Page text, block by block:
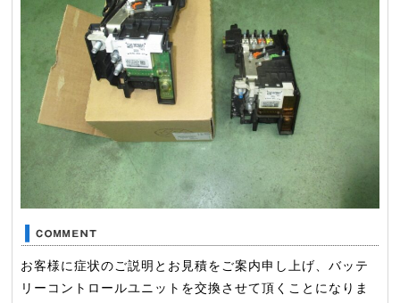
お客様に症状のご説明とお見積をご案内申し上げ、バッテ
リーコントロールユニットを交換させて頂くことになりま